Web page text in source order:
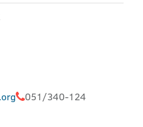
051/340-124